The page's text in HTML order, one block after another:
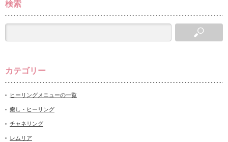
検索
カテゴリー
ヒーリングメニューの一覧
癒し・ヒーリング
チャネリング
レムリア